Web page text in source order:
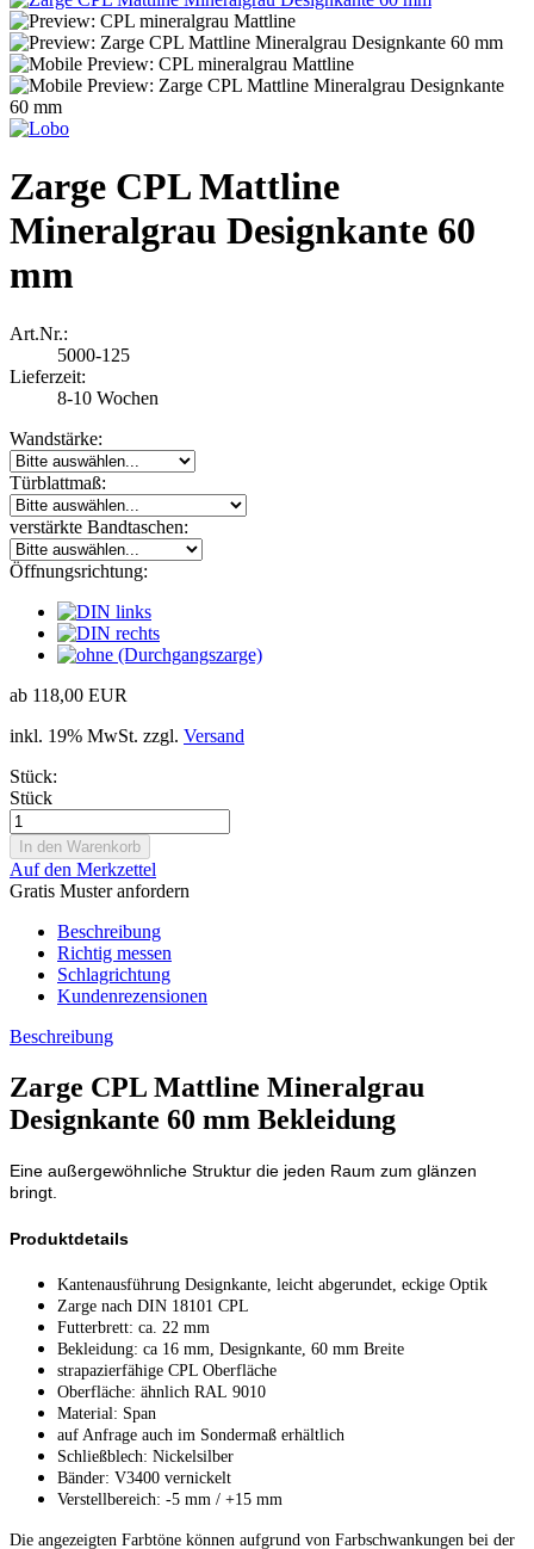
Zarge CPL Mattline
Mineralgrau Designkante 60
mm
Art.Nr.:
5000-125
Lieferzeit:
8-10 Wochen
Wandstärke:
Türblattmaß:
verstärkte Bandtaschen:
Öffnungsrichtung:
ab 118,00 EUR
inkl. 19% MwSt. zzgl. Versand
Stück:
Stück
Auf den Merkzettel
Gratis Muster anfordern
Beschreibung
Richtig messen
Schlagrichtung
Kundenrezensionen
Beschreibung
Zarge CPL Mattline Mineralgrau
Designkante 60 mm Bekleidung
Eine außergewöhnliche Struktur die jeden Raum zum glänzen
bringt.
Produktdetails
Kantenausführung Designkante, leicht abgerundet, eckige Optik
Zarge nach DIN 18101 CPL
Futterbrett: ca. 22 mm
Bekleidung: ca 16 mm, Designkante, 60 mm Breite
strapazierfähige CPL Oberfläche
Oberfläche: ähnlich RAL 9010
Material: Span
auf Anfrage auch im Sondermaß erhältlich
Schließblech: Nickelsilber
Bänder: V3400 vernickelt
Verstellbereich: -5 mm / +15 mm
Die angezeigten Farbtöne können aufgrund von Farbschwankungen bei der